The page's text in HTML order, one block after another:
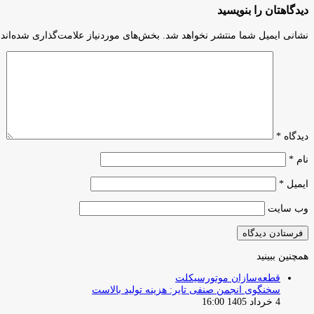
دیدگاهتان را بنویسید
نشانی ایمیل شما منتشر نخواهد شد. بخش‌های موردنیاز علامت‌گذاری
دیدگاه *
نام *
ایمیل *
وب‌ سایت
همچنین ببینید
قطعه‌سازان موتورسیکلت
سخنگوی انجمن صنفی تایر: هزینه تولید بالاست
4 خرداد 1405 16:00